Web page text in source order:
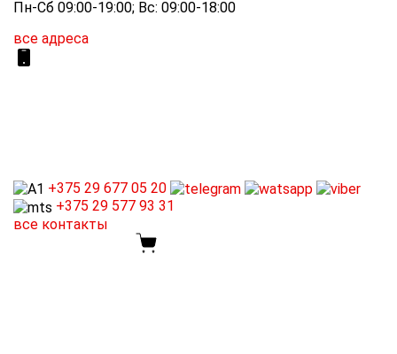
Пн-Сб 09:00-19:00; Вс: 09:00-18:00
все адреса
+375 29 677 05 20
+375 29 577 93 31
все контакты